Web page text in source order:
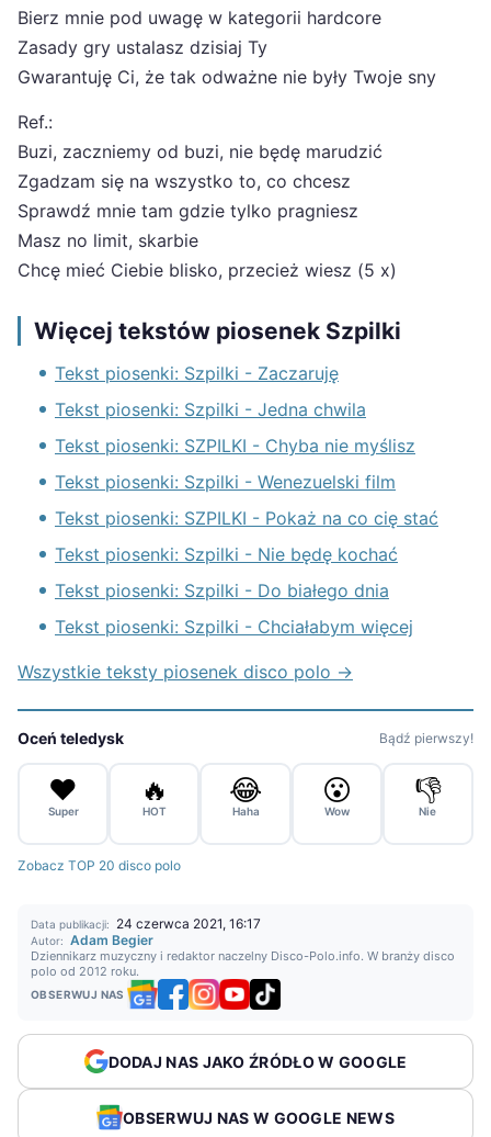
Bierz mnie pod uwagę w kategorii hardcore
Zasady gry ustalasz dzisiaj Ty
Gwarantuję Ci, że tak odważne nie były Twoje sny
Ref.:
Buzi, zaczniemy od buzi, nie będę marudzić
Zgadzam się na wszystko to, co chcesz
Sprawdź mnie tam gdzie tylko pragniesz
Masz no limit, skarbie
Chcę mieć Ciebie blisko, przecież wiesz (5 x)
Więcej tekstów piosenek Szpilki
Tekst piosenki: Szpilki - Zaczaruję
Tekst piosenki: Szpilki - Jedna chwila
Tekst piosenki: SZPILKI - Chyba nie myślisz
Tekst piosenki: Szpilki - Wenezuelski film
Tekst piosenki: SZPILKI - Pokaż na co cię stać
Tekst piosenki: Szpilki - Nie będę kochać
Tekst piosenki: Szpilki - Do białego dnia
Tekst piosenki: Szpilki - Chciałabym więcej
Wszystkie teksty piosenek disco polo →
Oceń teledysk Bądź pierwszy!
❤️
Super
🔥
HOT
😂
Haha
😮
Wow
👎
Nie
Zobacz TOP 20 disco polo
Data publikacji: 24 czerwca 2021, 16:17
Autor: Adam Begier
Dziennikarz muzyczny i redaktor naczelny Disco-Polo.info. W branży disco
polo od 2012 roku.
OBSERWUJ NAS
DODAJ NAS JAKO ŹRÓDŁO W GOOGLE
OBSERWUJ NAS W GOOGLE NEWS